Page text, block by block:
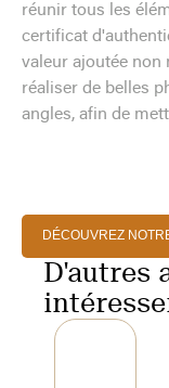
réunir tous les
certificat
valeur ajoutée non
réaliser de belles
angles, afin de
DÉCOUVREZ
D'autres